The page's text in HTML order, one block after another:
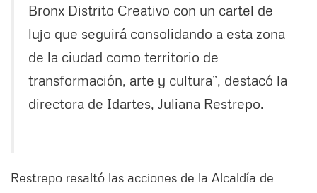
Bronx Distrito Creativo con un cartel de
lujo que seguirá consolidando a esta zona
de la ciudad como territorio de
transformación, arte y cultura”, destacó la
directora de Idartes, Juliana Restrepo.
Restrepo resaltó las acciones de la Alcaldía de